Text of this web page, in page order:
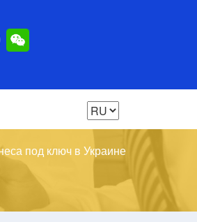
под ключ в Украине